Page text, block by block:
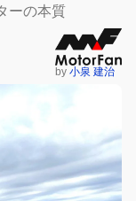
ーの本質
by 小泉 建治